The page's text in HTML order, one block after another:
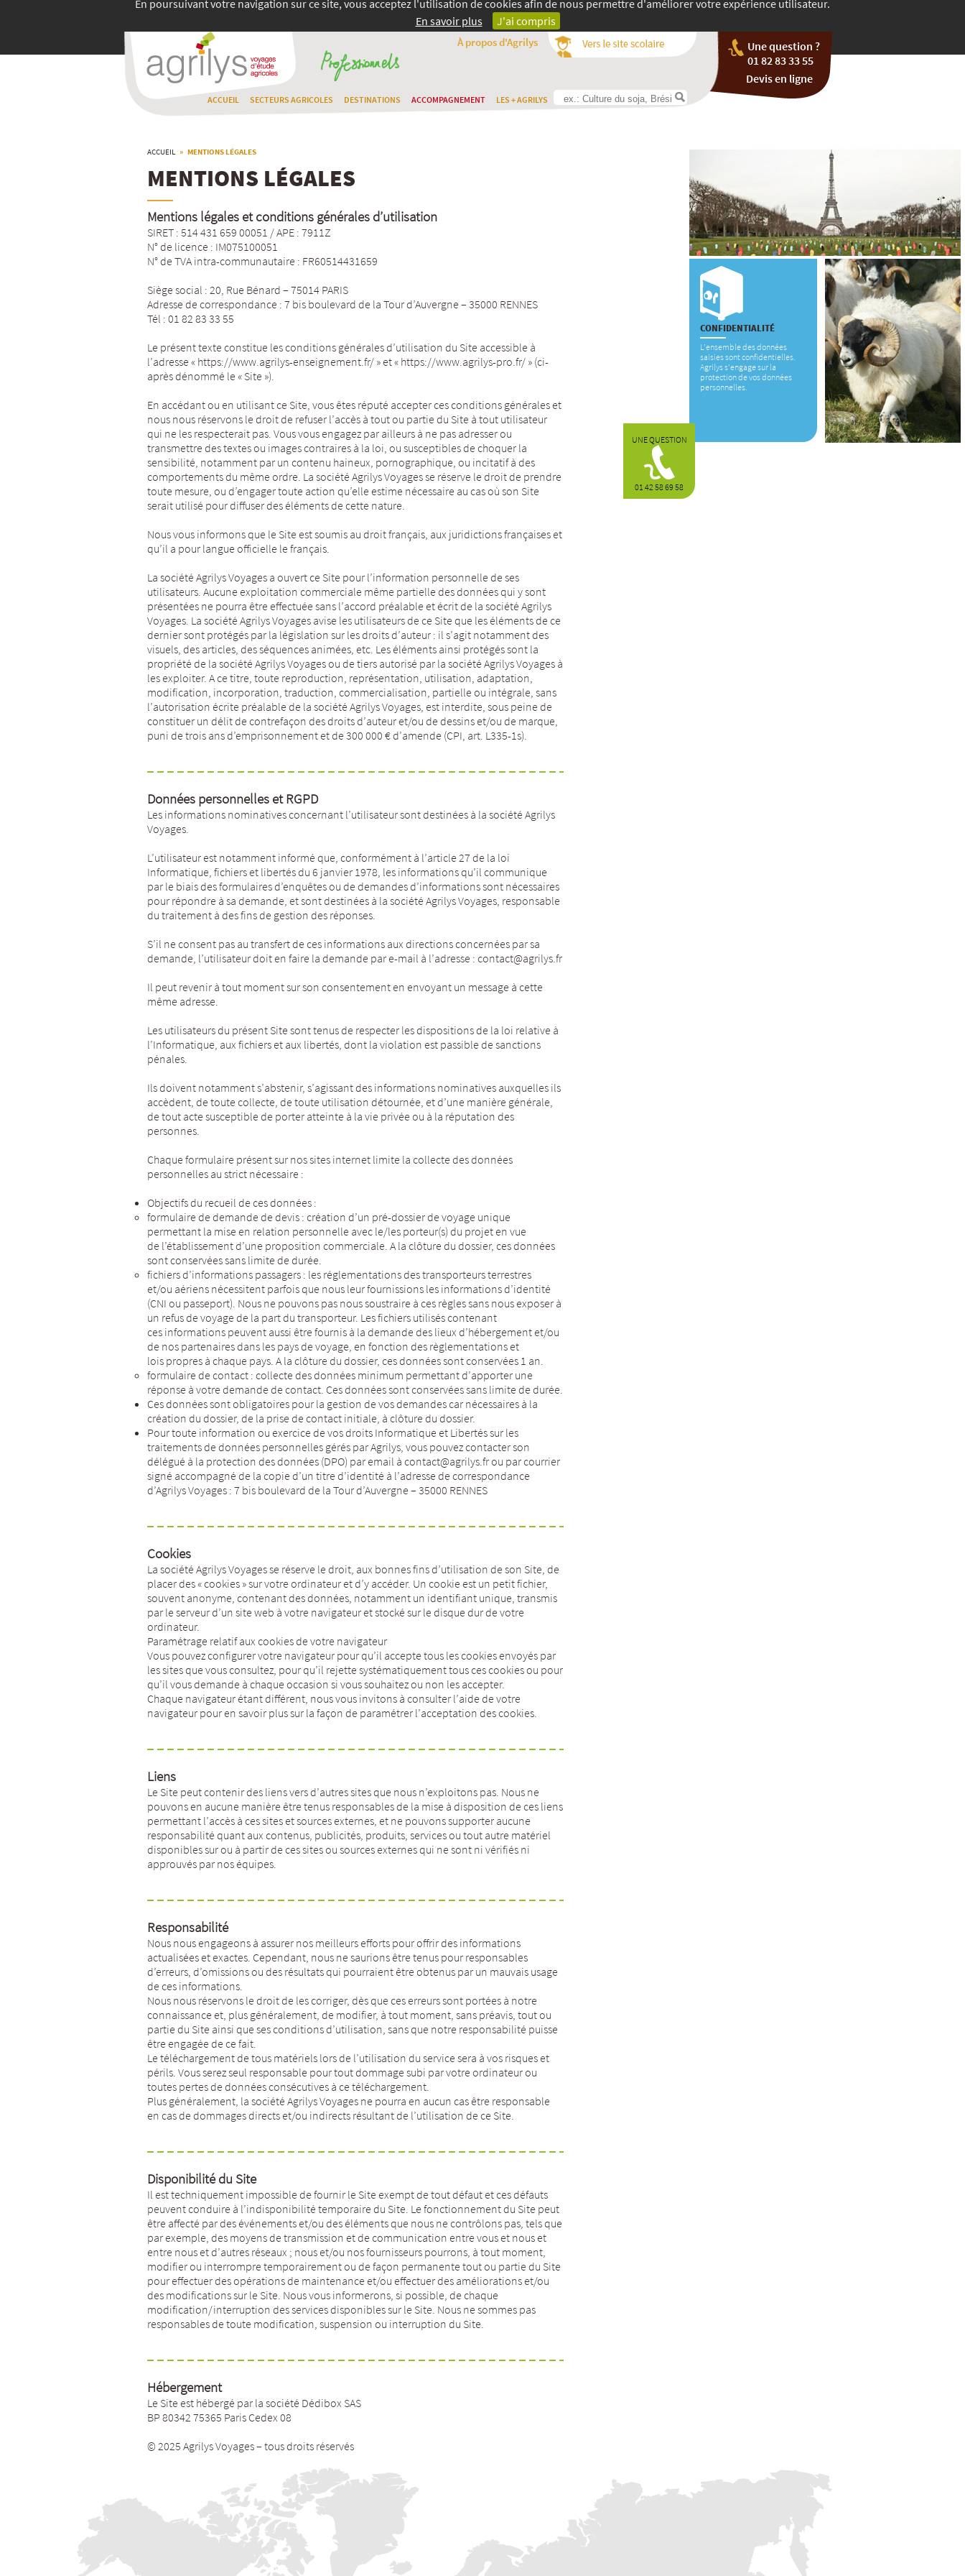
En poursuivant votre navigation sur ce site, vous acceptez l'utilisation de cookies afin de nous permettre d'améliorer votre expérience utilisateur.
En savoir plus
J'ai compris
Une question ?
01 82 83 33 55
Devis en ligne
À propos d'Agrilys
ACCUEIL SECTEURS AGRICOLES DESTINATIONS ACCOMPAGNEMENT LES + AGRILYS
ACCUEIL » MENTIONS LÉGALES
MENTIONS LÉGALES
Mentions légales et conditions générales d’utilisation
SIRET : 514 431 659 00051 / APE : 7911Z
N° de licence : IM075100051
N° de TVA intra-communautaire : FR60514431659
Siège social : 20, Rue Bénard – 75014 PARIS
Adresse de correspondance : 7 bis boulevard de la Tour d’Auvergne – 35000 RENNES
Tél : 01 82 83 33 55
Le présent texte constitue les conditions générales d’utilisation du Site accessible à
l’adresse « https://www.agrilys-enseignement.fr/ » et « https://www.agrilys-pro.fr/ » (ci-
après dénommé le « Site »).
En accédant ou en utilisant ce Site, vous êtes réputé accepter ces conditions générales et
nous nous réservons le droit de refuser l’accès à tout ou partie du Site à tout utilisateur
qui ne les respecterait pas. Vous vous engagez par ailleurs à ne pas adresser ou
transmettre des textes ou images contraires à la loi, ou susceptibles de choquer la
sensibilité, notamment par un contenu haineux, pornographique, ou incitatif à des
comportements du même ordre. La société Agrilys Voyages se réserve le droit de prendre
toute mesure, ou d’engager toute action qu’elle estime nécessaire au cas où son Site
serait utilisé pour diffuser des éléments de cette nature.
Nous vous informons que le Site est soumis au droit français, aux juridictions françaises et
qu’il a pour langue officielle le français.
La société Agrilys Voyages a ouvert ce Site pour l’information personnelle de ses
utilisateurs. Aucune exploitation commerciale même partielle des données qui y sont
présentées ne pourra être effectuée sans l’accord préalable et écrit de la société Agrilys
Voyages. La société Agrilys Voyages avise les utilisateurs de ce Site que les éléments de ce
dernier sont protégés par la législation sur les droits d’auteur : il s’agit notamment des
visuels, des articles, des séquences animées, etc. Les éléments ainsi protégés sont la
propriété de la société Agrilys Voyages ou de tiers autorisé par la société Agrilys Voyages à
les exploiter. A ce titre, toute reproduction, représentation, utilisation, adaptation,
modification, incorporation, traduction, commercialisation, partielle ou intégrale, sans
l’autorisation écrite préalable de la société Agrilys Voyages, est interdite, sous peine de
constituer un délit de contrefaçon des droits d’auteur et/ou de dessins et/ou de marque,
puni de trois ans d’emprisonnement et de 300 000 € d’amende (CPI, art. L335-1s).
Données personnelles et RGPD
Les informations nominatives concernant l’utilisateur sont destinées à la société Agrilys
Voyages.
L’utilisateur est notamment informé que, conformément à l’article 27 de la loi
Informatique, fichiers et libertés du 6 janvier 1978, les informations qu’il communique
par le biais des formulaires d’enquêtes ou de demandes d’informations sont nécessaires
pour répondre à sa demande, et sont destinées à la société Agrilys Voyages, responsable
du traitement à des fins de gestion des réponses.
S’il ne consent pas au transfert de ces informations aux directions concernées par sa
demande, l’utilisateur doit en faire la demande par e-mail à l’adresse : contact@agrilys.fr
Il peut revenir à tout moment sur son consentement en envoyant un message à cette
même adresse.
Les utilisateurs du présent Site sont tenus de respecter les dispositions de la loi relative à
l’Informatique, aux fichiers et aux libertés, dont la violation est passible de sanctions
pénales.
Ils doivent notamment s’abstenir, s’agissant des informations nominatives auxquelles ils
accèdent, de toute collecte, de toute utilisation détournée, et d’une manière générale,
de tout acte susceptible de porter atteinte à la vie privée ou à la réputation des
personnes.
Chaque formulaire présent sur nos sites internet limite la collecte des données
personnelles au strict nécessaire :
Objectifs du recueil de ces données :
formulaire de demande de devis : création d’un pré-dossier de voyage unique
permettant la mise en relation personnelle avec le/les porteur(s) du projet en vue
de l’établissement d’une proposition commerciale. A la clôture du dossier, ces données
sont conservées sans limite de durée.
fichiers d’informations passagers : les réglementations des transporteurs terrestres
et/ou aériens nécessitent parfois que nous leur fournissions les informations d’identité
(CNI ou passeport). Nous ne pouvons pas nous soustraire à ces règles sans nous exposer à
un refus de voyage de la part du transporteur. Les fichiers utilisés contenant
ces informations peuvent aussi être fournis à la demande des lieux d’hébergement et/ou
de nos partenaires dans les pays de voyage, en fonction des règlementations et
lois propres à chaque pays. A la clôture du dossier, ces données sont conservées 1 an.
formulaire de contact : collecte des données minimum permettant d’apporter une
réponse à votre demande de contact. Ces données sont conservées sans limite de durée.
Ces données sont obligatoires pour la gestion de vos demandes car nécessaires à la
création du dossier, de la prise de contact initiale, à clôture du dossier.
Pour toute information ou exercice de vos droits Informatique et Libertés sur les
traitements de données personnelles gérés par Agrilys, vous pouvez contacter son
délégué à la protection des données (DPO) par email à contact@agrilys.frou par courrier
signé accompagné de la copie d’un titre d’identité à l’adresse de correspondance
d’Agrilys Voyages : 7 bis boulevard de la Tour d’Auvergne – 35000 RENNES
Cookies
La société Agrilys Voyages se réserve le droit, aux bonnes fins d’utilisation de son Site, de
placer des « cookies » sur votre ordinateur et d’y accéder. Un cookie est un petit fichier,
souvent anonyme, contenant des données, notamment un identifiant unique, transmis
par le serveur d’un site web à votre navigateur et stocké sur le disque dur de votre
ordinateur.
Paramétrage relatif aux cookies de votre navigateur
Vous pouvez configurer votre navigateur pour qu’il accepte tous les cookies envoyés par
les sites que vous consultez, pour qu’il rejette systématiquement tous ces cookies ou pour
qu’il vous demande à chaque occasion si vous souhaitez ou non les accepter.
Chaque navigateur étant différent, nous vous invitons à consulter l’aide de votre
navigateur pour en savoir plus sur la façon de paramétrer l’acceptation des cookies.
Liens
Le Site peut contenir des liens vers d’autres sites que nous n’exploitons pas. Nous ne
pouvons en aucune manière être tenus responsables de la mise à disposition de ces liens
permettant l’accès à ces sites et sources externes, et ne pouvons supporter aucune
responsabilité quant aux contenus, publicités, produits, services ou tout autre matériel
disponibles sur ou à partir de ces sites ou sources externes qui ne sont ni vérifiés ni
approuvés par nos équipes.
Responsabilité
Nous nous engageons à assurer nos meilleurs efforts pour offrir des informations
actualisées et exactes. Cependant, nous ne saurions être tenus pour responsables
d’erreurs, d’omissions ou des résultats qui pourraient être obtenus par un mauvais usage
de ces informations.
Nous nous réservons le droit de les corriger, dès que ces erreurs sont portées à notre
connaissance et, plus généralement, de modifier, à tout moment, sans préavis, tout ou
partie du Site ainsi que ses conditions d’utilisation, sans que notre responsabilité puisse
être engagée de ce fait.
Le téléchargement de tous matériels lors de l’utilisation du service sera à vos risques et
périls. Vous serez seul responsable pour tout dommage subi par votre ordinateur ou
toutes pertes de données consécutives à ce téléchargement.
Plus généralement, la société Agrilys Voyages ne pourra en aucun cas être responsable
en cas de dommages directs et/ou indirects résultant de l’utilisation de ce Site.
Disponibilité du Site
Il est techniquement impossible de fournir le Site exempt de tout défaut et ces défauts
peuvent conduire à l’indisponibilité temporaire du Site. Le fonctionnement du Site peut
être affecté par des événements et/ou des éléments que nous ne contrôlons pas, tels que
par exemple, des moyens de transmission et de communication entre vous et nous et
entre nous et d’autres réseaux ; nous et/ou nos fournisseurs pourrons, à tout moment,
modifier ou interrompre temporairement ou de façon permanente tout ou partie du Site
pour effectuer des opérations de maintenance et/ou effectuer des améliorations et/ou
des modifications sur le Site. Nous vous informerons, si possible, de chaque
modification/interruption des services disponibles sur le Site. Nous ne sommes pas
responsables de toute modification, suspension ou interruption du Site.
Hébergement
Le Site est hébergé par la société Dédibox SAS
BP 80342 75365 Paris Cedex 08
© 2025 Agrilys Voyages – tous droits réservés
CONFIDENTIALITÉ
L’ensemble des données
saisies sont confidentielles.
Agrilys s’engage sur la
protection de vos données
personnelles.
UNE QUESTION
01 42 58 69 58